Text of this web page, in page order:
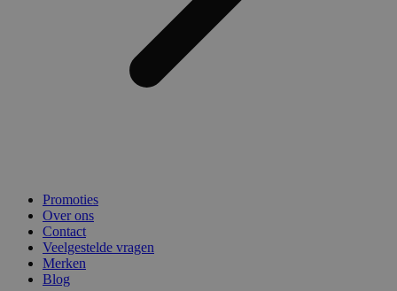
Promoties
Over ons
Contact
Veelgestelde vragen
Merken
Blog